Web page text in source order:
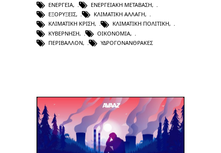
ΕΝΈΡΓΕΙΑ, ΕΝΕΡΓΕΙΑΚΉ ΜΕΤΆΒΑΣΗ,
ΕΞΟΡΎΞΕΙΣ, ΚΛΙΜΑΤΙΚΉ ΑΛΛΑΓΉ,
ΚΛΙΜΑΤΙΚΉ ΚΡΊΣΗ, ΚΛΙΜΑΤΙΚΉ ΠΟΛΙΤΙΚΉ,
ΚΥΒΈΡΝΗΣΗ, ΟΙΚΟΝΟΜΊΑ,
ΠΕΡΙΒΆΛΛΟΝ, ΥΔΡΟΓΟΝΆΝΘΡΑΚΕΣ